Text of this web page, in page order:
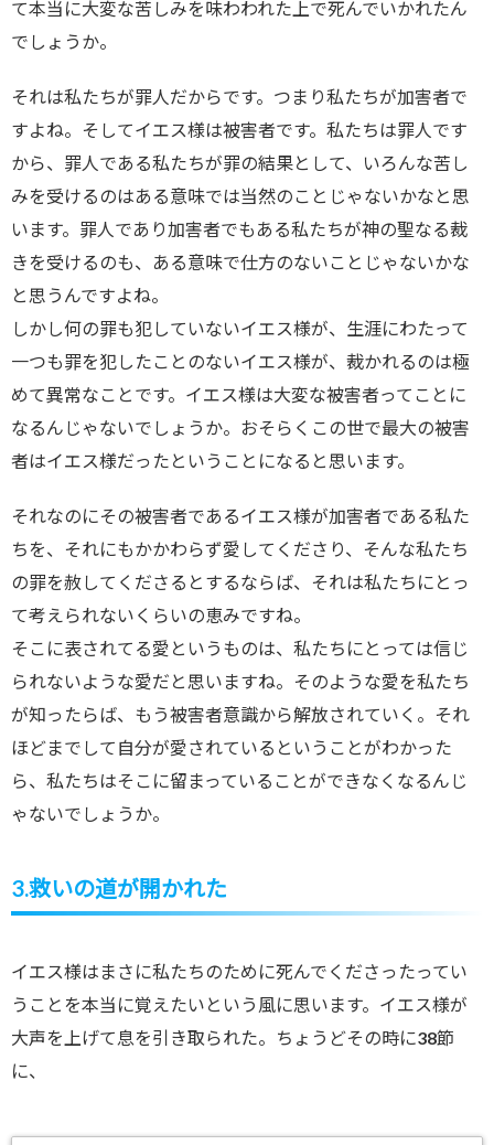
て本当に大変な苦しみを味わわれた上で死んでいかれたん
でしょうか。
それは私たちが罪人だからです。つまり私たちが加害者で
すよね。そしてイエス様は被害者です。私たちは罪人です
から、罪人である私たちが罪の結果として、いろんな苦し
みを受けるのはある意味では当然のことじゃないかなと思
います。罪人であり加害者でもある私たちが神の聖なる裁
きを受けるのも、ある意味で仕方のないことじゃないかな
と思うんですよね。
しかし何の罪も犯していないイエス様が、生涯にわたって
一つも罪を犯したことのないイエス様が、裁かれるのは極
めて異常なことです。イエス様は大変な被害者ってことに
なるんじゃないでしょうか。おそらくこの世で最大の被害
者はイエス様だったということになると思います。
それなのにその被害者であるイエス様が加害者である私た
ちを、それにもかかわらず愛してくださり、そんな私たち
の罪を赦してくださるとするならば、それは私たちにとっ
て考えられないくらいの恵みですね。
そこに表されてる愛というものは、私たちにとっては信じ
られないような愛だと思いますね。そのような愛を私たち
が知ったらば、もう被害者意識から解放されていく。それ
ほどまでして自分が愛されているということがわかった
ら、私たちはそこに留まっていることができなくなるんじ
ゃないでしょうか。
3.救いの道が開かれた
イエス様はまさに私たちのために死んでくださったってい
うことを本当に覚えたいという風に思います。イエス様が
大声を上げて息を引き取られた。ちょうどその時に38節
に、